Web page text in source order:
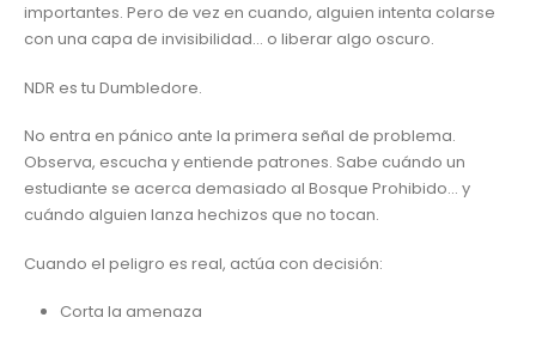
importantes. Pero de vez en cuando, alguien intenta colarse
con una capa de invisibilidad… o liberar algo oscuro.
NDR es tu Dumbledore.
No entra en pánico ante la primera señal de problema.
Observa, escucha y entiende patrones. Sabe cuándo un
estudiante se acerca demasiado al Bosque Prohibido… y
cuándo alguien lanza hechizos que no tocan.
Cuando el peligro es real, actúa con decisión:
Corta la amenaza